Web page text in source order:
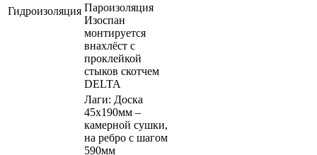
Гидроизоляция Пароизоляция
Изоспан
монтируется
внахлёст с
проклейкой
стыков скотчем
DELTA
Лаги: Доска
45х190мм –
камерной сушки,
на ребро с шагом
590мм